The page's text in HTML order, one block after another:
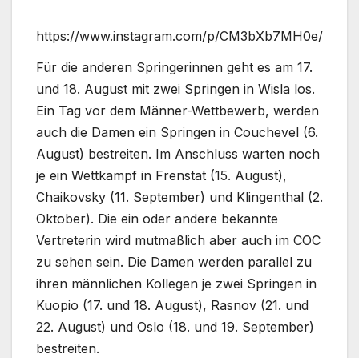
https://www.instagram.com/p/CM3bXb7MH0e/
Für die anderen Springerinnen geht es am 17.
und 18. August mit zwei Springen in Wisla los.
Ein Tag vor dem Männer-Wettbewerb, werden
auch die Damen ein Springen in Couchevel (6.
August) bestreiten. Im Anschluss warten noch
je ein Wettkampf in Frenstat (15. August),
Chaikovsky (11. September) und Klingenthal (2.
Oktober). Die ein oder andere bekannte
Vertreterin wird mutmaßlich aber auch im COC
zu sehen sein. Die Damen werden parallel zu
ihren männlichen Kollegen je zwei Springen in
Kuopio (17. und 18. August), Rasnov (21. und
22. August) und Oslo (18. und 19. September)
bestreiten.